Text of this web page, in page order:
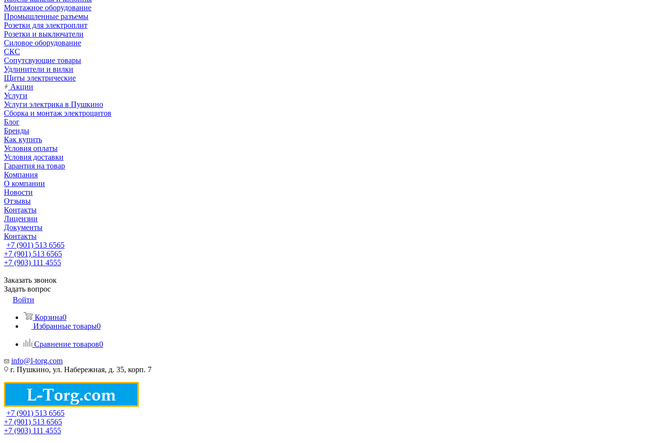
Монтажное оборудование
Промышленные разъемы
Розетки для электроплит
Розетки и выключатели
Силовое оборудование
СКС
Сопутсвующие товары
Удлинители и вилки
Щиты электрические
Акции
Услуги
Услуги электрика в Пушкино
Сборка и монтаж электрощитов
Блог
Бренды
Как купить
Условия оплаты
Условия доставки
Гарантия на товар
Компания
О компании
Новости
Отзывы
Контакты
Лицензии
Документы
Контакты
+7 (901) 513 6565
+7 (901) 513 6565
+7 (903) 111 4555
Заказать звонок
Задать вопрос
Войти
Корзина0
Избранные товары0
Сравнение товаров0
info@l-torg.com
г. Пушкино, ул. Набережная, д. 35, корп. 7
+7 (901) 513 6565
+7 (901) 513 6565
+7 (903) 111 4555